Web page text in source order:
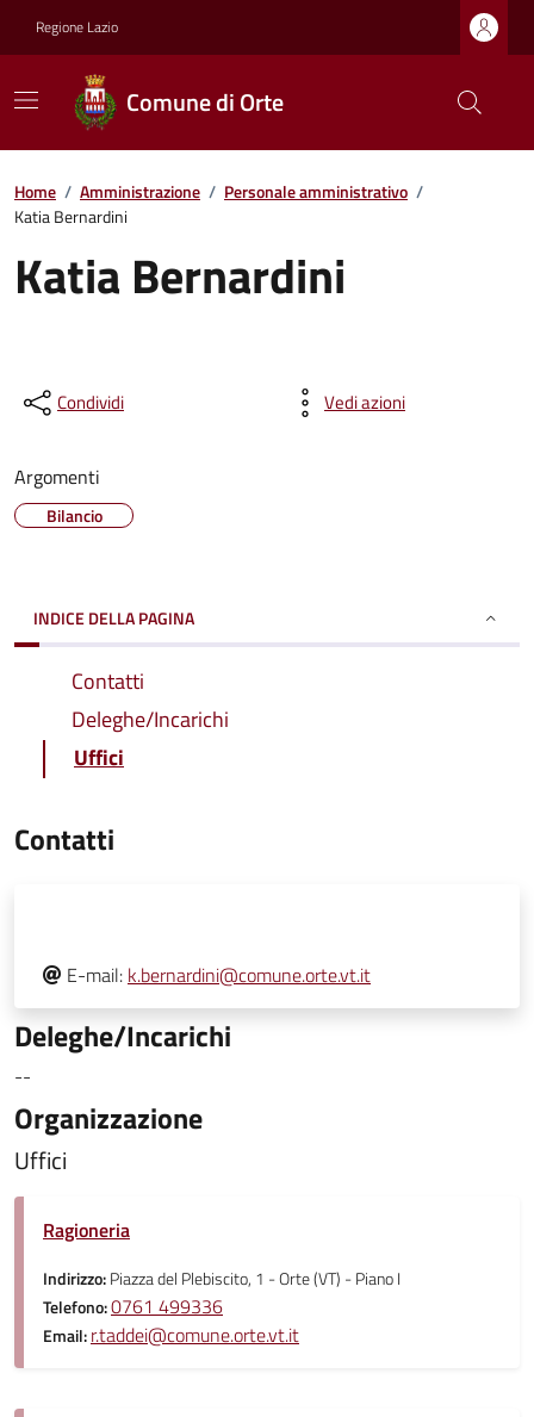
Regione Lazio
Comune di Orte
Home / Amministrazione / Personale amministrativo /
Katia Bernardini
Katia Bernardini
Condividi Vedi azioni
Argomenti
Bilancio
INDICE DELLA PAGINA
Contatti
Deleghe/Incarichi
Uffici
Contatti
E-mail: k.bernardini@comune.orte.vt.it
Deleghe/Incarichi
--
Organizzazione
Uffici
Ragioneria
Indirizzo:Piazza del Plebiscito, 1 - Orte (VT) - Piano I
Telefono:0761 499336
Email:r.taddei@comune.orte.vt.it